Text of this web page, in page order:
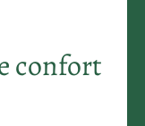
confort